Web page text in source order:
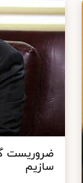
ضروریست
سازیم